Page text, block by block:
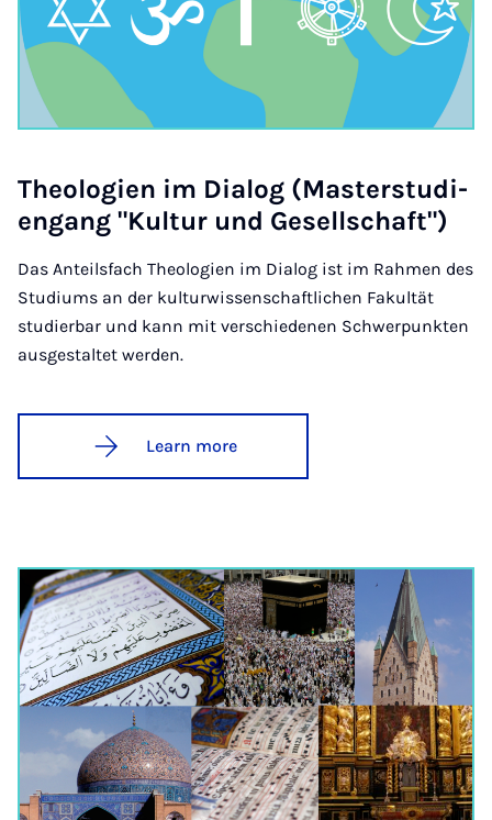
Theo­lo­gien im Dia­log (Mas­ter­stud­i­
engang "Kul­tur und Gesell­schaft")
Das Anteilsfach Theologien im Dialog ist im Rahmen des
Studiums an der kulturwissenschaftlichen Fakultät
studierbar und kann mit verschiedenen Schwerpunkten
ausgestaltet werden.
Learn more